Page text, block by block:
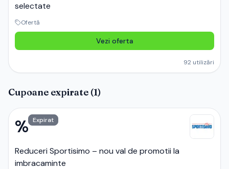
selectate
Ofertă
Vezi oferta
92 utilizări
Cupoane expirate (1)
% Expirat
Reduceri Sportisimo – nou val de promotii la
imbracaminte